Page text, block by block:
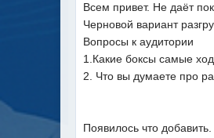
Всем привет. Не даёт
Черновой вариант
Вопросы к аудитории
1.Какие боксы самые
2. Что вы думаете про
Появилось что добавить.